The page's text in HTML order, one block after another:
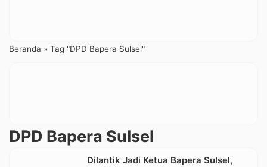
Beranda » Tag "DPD Bapera Sulsel"
DPD Bapera Sulsel
Dilantik Jadi Ketua Bapera Sulsel,